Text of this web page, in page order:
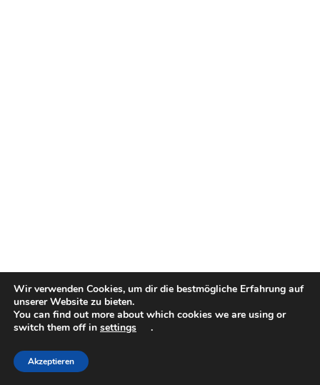
Wir verwenden Cookies, um dir die bestmögliche Erfahrung auf
unserer Website zu bieten.
You can find out more about which cookies we are using or
switch them off in settings .
Akzeptieren